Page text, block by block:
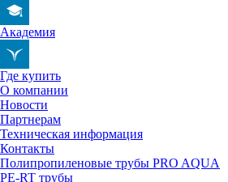
Академия
Где купить
О компании
Новости
Партнерам
Техническая информация
Контакты
Полипропиленовые трубы PRO AQUA
PE-RT трубы